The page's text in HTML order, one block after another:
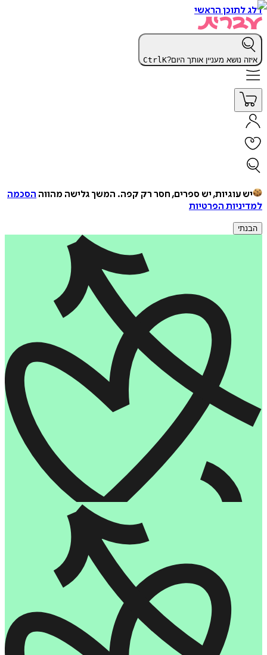
דלג לתוכן הראשי
איזה נושא מעניין אותך היום? CtrlK
יש עוגיות, יש ספרים, חסר רק קפה. המשך גלישה מהווה הסכמה
למדיניות הפרטיות
הבנתי